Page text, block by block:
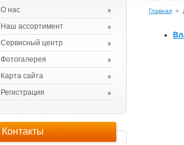
О нас
Наш ассортимент
Сервисный центр
Фотогалерея
Карта сайта
Регистрация
Контакты
Главная »